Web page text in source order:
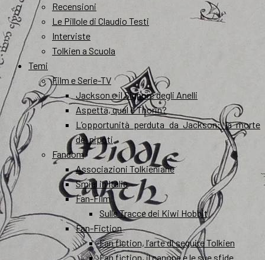
Recensioni
Le Pillole di Claudio Testi
Interviste
Tolkien a Scuola
Temi
Film e Serie-TV
Jackson e il Signore degli Anelli
Aspetta, qual è Thorin?
L’opportunità perduta da Jackson: la morte
dei nipoti
Fandom
Associazioni Tolkieniane
Smial in Italia
Fan-Film
Sulle Tracce dei Kiwi Hobbit
Fan-Fiction
Fan fiction, l’arte di seguire Tolkien
Fan fiction, il canone e le sue sfide